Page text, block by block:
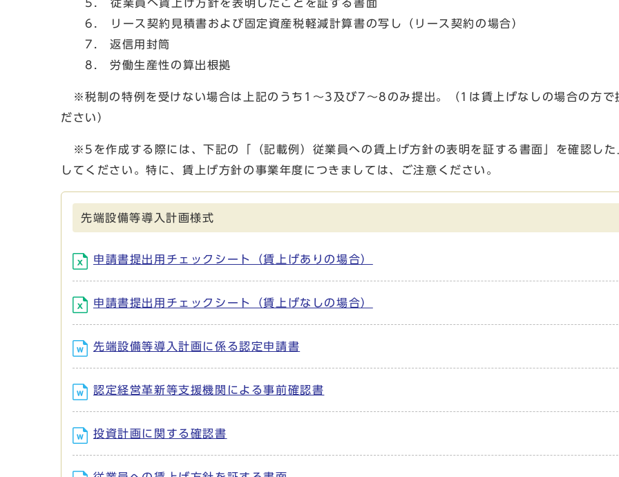
5． 従業員へ賃上げ方針を表明したことを証する書面
6． リース契約見積書および固定資産税軽減計算書の写し（リース契約の場合）
7. 返信用封筒
8. 労働生産性の算出根拠
※税制の特例を受けない場合は上記のうち1～3及び7〜8のみ提出。（1は賃上げなしの場合の方で
ださい）
※5を作成する際には、下記の「（記載例）従業員への賃上げ方針の表明を証する書面」を確認した
してください。特に、賃上げ方針の事業年度につきましては、ご注意ください。
先端設備等導入計画様式
申請書提出用チェックシート（賃上げありの場合）
申請書提出用チェックシート（賃上げなしの場合）
先端設備等導入計画に係る認定申請書
認定経営革新等支援機関による事前確認書
投資計画に関する確認書